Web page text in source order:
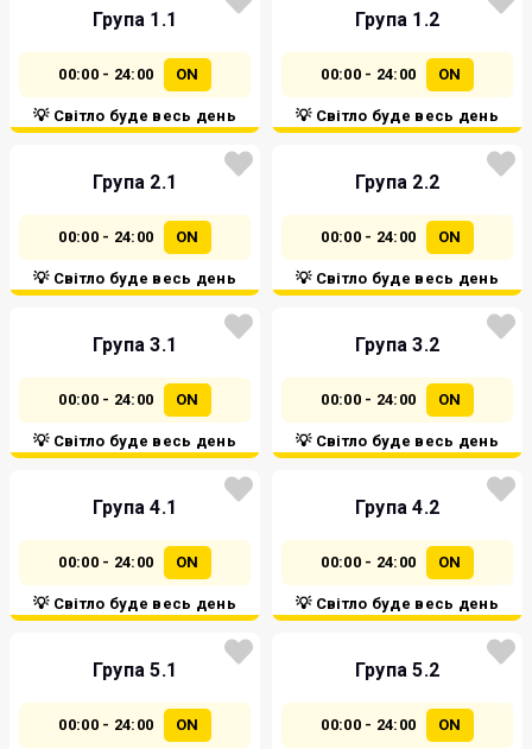
Група 1.1
00:00 - 24:00 ON
💡 Світло буде весь день
Група 1.2
00:00 - 24:00 ON
💡 Світло буде весь день
Група 2.1
00:00 - 24:00 ON
💡 Світло буде весь день
Група 2.2
00:00 - 24:00 ON
💡 Світло буде весь день
Група 3.1
00:00 - 24:00 ON
💡 Світло буде весь день
Група 3.2
00:00 - 24:00 ON
💡 Світло буде весь день
Група 4.1
00:00 - 24:00 ON
💡 Світло буде весь день
Група 4.2
00:00 - 24:00 ON
💡 Світло буде весь день
Група 5.1
00:00 - 24:00 ON
Група 5.2
00:00 - 24:00 ON